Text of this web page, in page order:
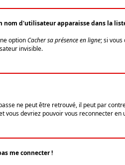
nom d'utilisateur apparaisse dans la
optionCacher sa présence en ligne; si vous
invisible.
ne peut être retrouvé, il peut par
vous devriez pouvoir vous reconnecter en
me connecter !